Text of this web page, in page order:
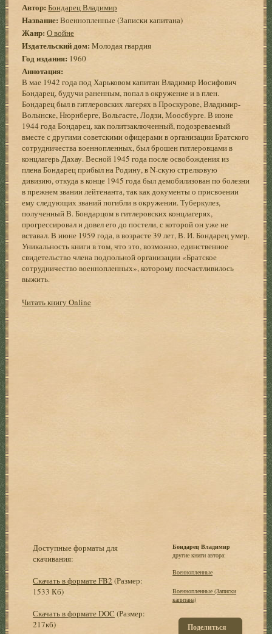
Автор: Бондарец Владимир
Название: Военнопленные (Записки капитана)
Жанр: О войне
Издательский дом: Молодая гвардия
Год издания: 1960
Аннотация:
В мае 1942 года под Харьковом капитан Владимир Иосифович
Бондарец, будучи раненным, попал в окружение и в плен.
Бондарец был в гитлеровских лагерях в Проскурове, Владимир-
Волынске, Нюрнберге, Вольгасте, Лодзи, Моосбурге. В июне
1944 года Бондарец, как политзаключенный, подозреваемый
вместе с другими советскими офицерами в организации Братского
сотрудничества военнопленных, был брошен гитлеровцами в
концлагерь Дахау. Весной 1945 года после освобождения из
плена Бондарец прибыл на Родину, в N-скую стрелковую
дивизию, откуда в конце 1945 года был демобилизован по болезни
в прежнем звании лейтенанта, так как документы о присвоении
ему следующих званий погибли в окружении. Туберкулез,
полученный В. Бондарцом в гитлеровских концлагерях,
прогрессировал и довел его до постели, с которой он уже не
вставал. В июне 1959 года, в возрасте 39 лет, В. И. Бондарец умер.
Уникальность книги в том, что это, возможно, единственное
свидетельство члена подпольной организации «Братское
сотрудничество военнопленных», которому посчастливилось
выжить.
Читать книгу Online
Доступные форматы для
скачивания:
Скачать в формате FB2 (Размер:
1533 Кб)
Скачать в формате DOC (Размер:
217кб)
Бондарец Владимир
другие книги автора:
Военнопленные
Военнопленные (Записки
капитана)
Поделиться